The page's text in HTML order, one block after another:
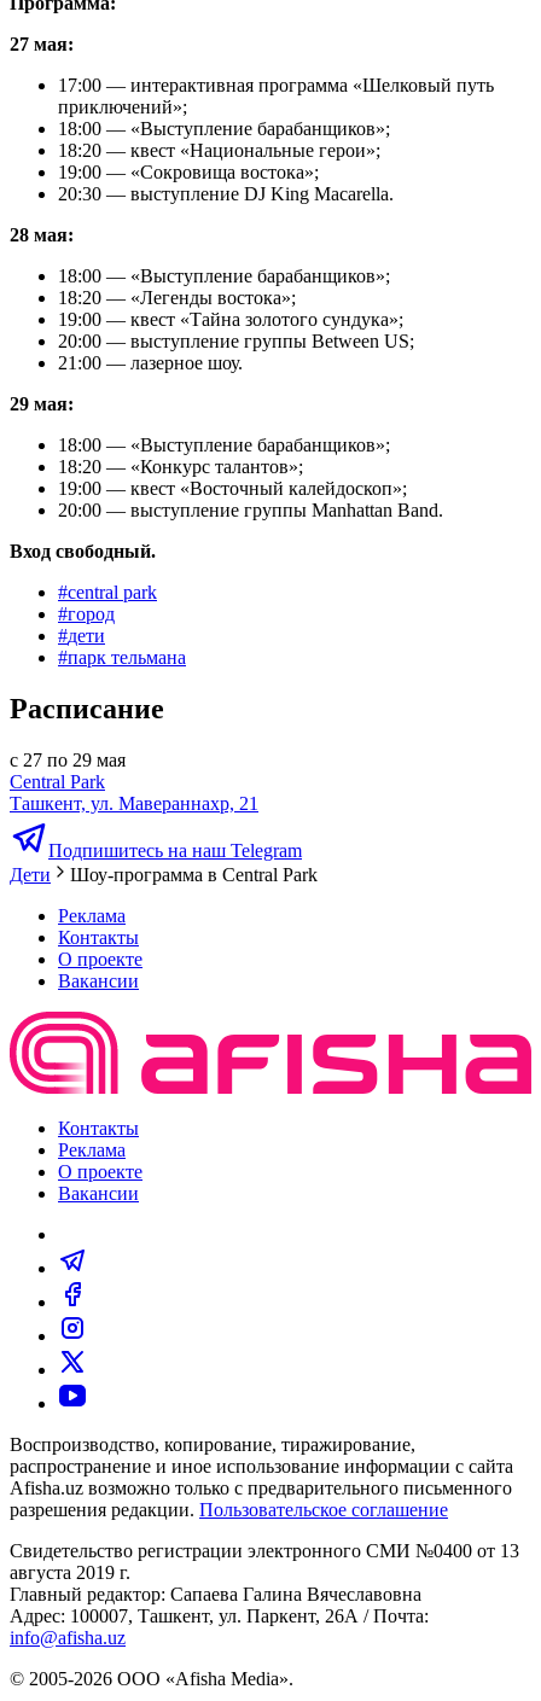
27 мая:
17:00 — интерактивная программа «Шелковый путь
приключений»;
18:00 — «Выступление барабанщиков»;
18:20 — квест «Национальные герои»;
19:00 — «Сокровища востока»;
20:30 — выступление DJ King Macarella.
28 мая:
18:00 — «Выступление барабанщиков»;
18:20 — «Легенды востока»;
19:00 — квест «Тайна золотого сундука»;
20:00 — выступление группы Between US;
21:00 — лазерное шоу.
29 мая:
18:00 — «Выступление барабанщиков»;
18:20 — «Конкурс талантов»;
19:00 — квест «Восточный калейдоскоп»;
20:00 — выступление группы Manhattan Band.
Вход свободный.
#central park
#город
#дети
#парк тельмана
Расписание
с 27 по 29 мая
Central Park
Ташкент, ул. Мавераннахр, 21
Подпишитесь на наш Telegram
Дети
Шоу-программа в Central Park
Реклама
Контакты
О проекте
Вакансии
Контакты
Реклама
О проекте
Вакансии
Воспроизводство, копирование, тиражирование,
распространение и иное использование информации с сайта
Afisha.uz возможно только с предварительного письменного
разрешения редакции. Пользовательское соглашение
Свидетельство регистрации электронного СМИ №0400 от 13
августа 2019 г.
Главный редактор: Сапаева Галина Вячеславовна
Адрес: 100007, Ташкент, ул. Паркент, 26А / Почта:
info@afisha.uz
© 2005-2026 ООО «Afisha Media».